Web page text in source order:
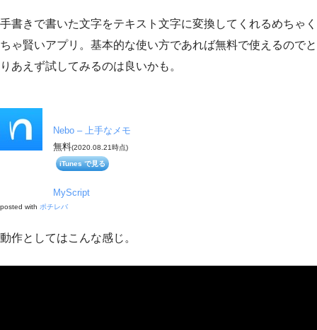
手書きで書いた文字をテキスト文字に変換してくれるめちゃく
ちゃ賢いアプリ。基本的な使い方であれば無料で使えるのでと
りあえず試してみるのは良いかも。
Nebo – 上手なメモ
無料(2020.08.21時点)
iTunes で見る
MyScript
posted with ポチレバ
動作としてはこんな感じ。